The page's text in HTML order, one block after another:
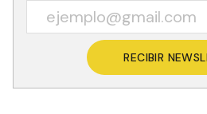
RECIBIR